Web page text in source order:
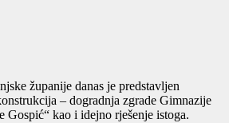
županije danas je predstavljen
– dogradnja zgrade Gimnazije
Gospić“ kao i idejno rješenje istoga.